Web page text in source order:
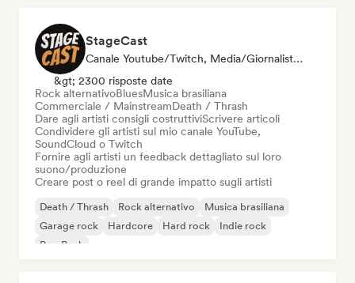
StageCast
Canale Youtube/Twitch, Media/Giornalista, Mentore, Social Media Influencer, Esperto Del Suono
&gt; 2300 risposte date
Rock alternativoBluesMusica brasiliana
Commerciale / MainstreamDeath / Thrash
Dare agli artisti consigli costruttiviScrivere articoli
Condividere gli artisti sul mio canale YouTube,
SoundCloud o Twitch
Fornire agli artisti un feedback dettagliato sul loro
suono/produzione
Creare post o reel di grande impatto sugli artisti
Death / Thrash Rock alternativo
Musica brasiliana
Garage rock
Hardcore Hard rock
Indie rock
Pop Punk